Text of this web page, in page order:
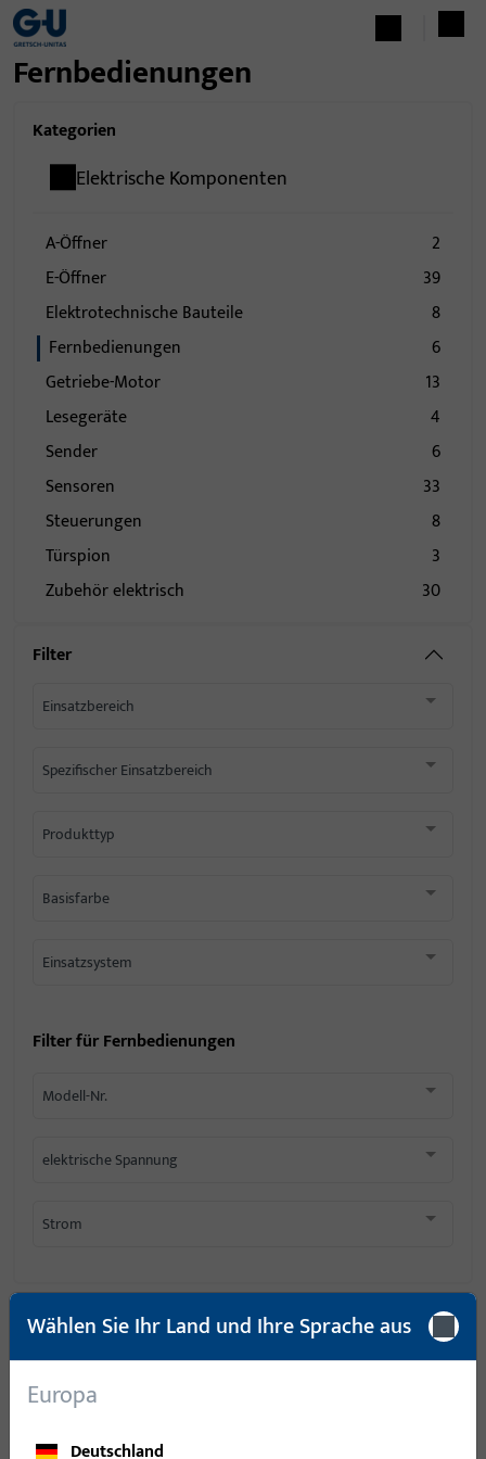
Fernbedienungen
Kategorien
Elektrische Komponenten
A-Öffner
2
E-Öffner
39
Elektrotechnische Bauteile
8
Fernbedienungen
6
Getriebe-Motor
13
Lesegeräte
4
Sender
6
Sensoren
33
Steuerungen
8
Türspion
3
Zubehör elektrisch
30
Filter
Einsatzbereich
Spezifischer Einsatzbereich
Produkttyp
Basisfarbe
Einsatzsystem
Filter fürFernbedienungen
Modell-Nr.
elektrische Spannung
Strom
Artikel gefunden
Artikel
L-04128-11-5-0 |
Wählen Sie Ihr Land und Ihre Sprache aus
Europa
Deutschland